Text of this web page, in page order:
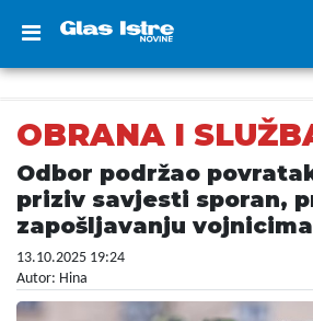
OBRANA I
Odbor podržao
priziv savjesti sporan,
zapošljavanju vojnicima
13.10.2025 19:24
Autor: Hina